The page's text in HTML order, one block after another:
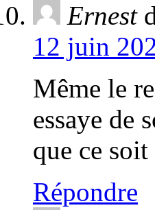
Ernest
12 juin
Même le
essaye de
que ce
Répondre